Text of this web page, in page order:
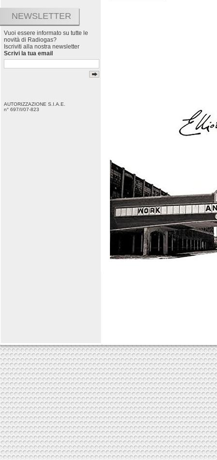
NEWSLETTER
Vuoi essere informato su tutte le
novità di Radiogas?
Iscriviti alla nostra newsletter
Scrivi la tua email
AUTORIZZAZIONE S.I.A.E.
n° 697/I/07-823